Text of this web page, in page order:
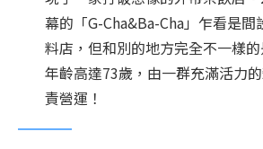
幕的「G-Cha&Ba-Cha」乍看是
料店，但和別的地方完全不一樣
年齡高達73歲，由一群充滿活力
責營運！